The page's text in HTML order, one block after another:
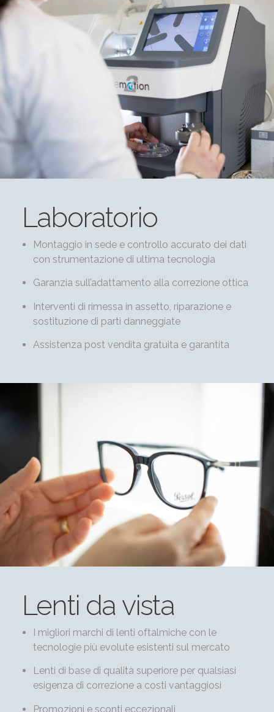
Laboratorio
Montaggio in sede e controllo accurato dei dati
con strumentazione di ultima tecnologia
Garanzia sull’adattamento alla correzione ottica
Interventi di rimessa in assetto, riparazione e
sostituzione di parti danneggiate
Assistenza post vendita gratuita e garantita
Lenti da vista
I migliori marchi di lenti oftalmiche con le
tecnologie più evolute esistenti sul mercato
Lenti di base di qualità superiore per qualsiasi
esigenza di correzione a costi vantaggiosi
Promozioni e sconti eccezionali